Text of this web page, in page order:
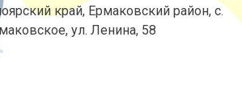
край, Ермаковский район, с.
ул. Ленина, 58